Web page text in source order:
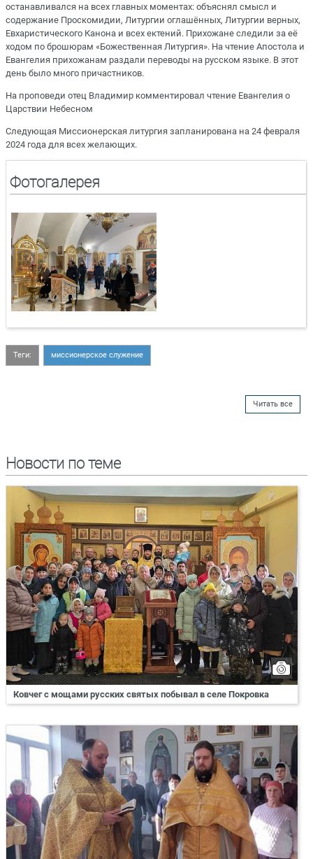
останавливался на всех главных моментах: объяснял смысл и
содержание Проскомидии, Литургии оглашённых, Литургии верных,
Евхаристического Канона и всех ектений. Прихожане следили за её
ходом по брошюрам «Божественная Литургия». На чтение Апостола и
Евангелия прихожанам раздали переводы на русском языке. В этот
день было много причастников.
На проповеди отец Владимир комментировал чтение Евангелия о
Царствии Небесном
Следующая Миссионерская литургия запланирована на 24 февраля
2024 года для всех желающих.
Фотогалерея
Теги: миссионерское служение
Читать все
Новости по теме
Ковчег с мощами русских святых побывал в селе Покровка